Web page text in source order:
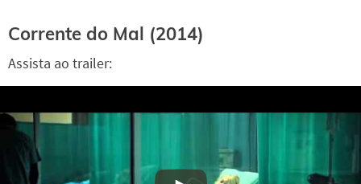
Corrente do Mal (2014)
Assista ao trailer: